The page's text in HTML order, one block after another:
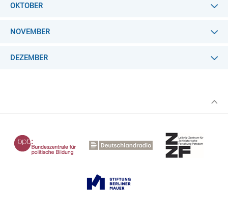
OKTOBER
NOVEMBER
DEZEMBER